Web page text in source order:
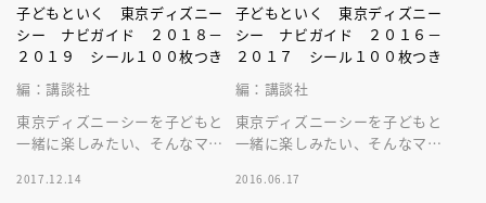
子どもといく 東京ディズニー
シー ナビガイド ２０１８－
２０１９ シール１００枚つき
編：講談社
東京ディズニーシーを子どもと
一緒に楽しみたい、そんなママ
版。ディズニーシール１００枚
2017.12.14
子どもといく 東京ディズニー
シー ナビガイド ２０１６－
２０１７ シール１００枚つき
編：講談社
東京ディズニーシーを子どもと
一緒に楽しみたい、そんなママ
版。ディズニーシール１００枚
2016.06.17